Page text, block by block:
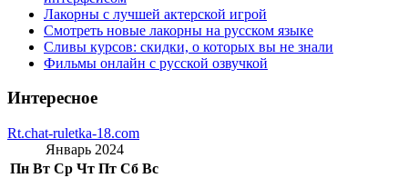
Лакорны с лучшей актерской игрой
Смотреть новые лакорны на русском языке
Сливы курсов: скидки, о которых вы не знали
Фильмы онлайн с русской озвучкой
Интересное
Rt.chat-ruletka-18.com
Январь 2024
Пн Вт Ср Чт Пт Сб Вс